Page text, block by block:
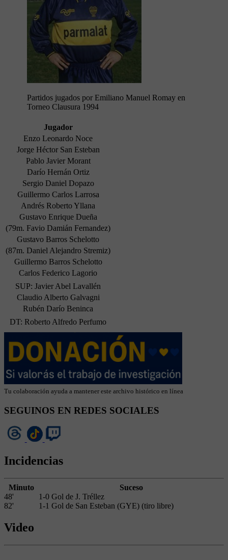
Partidos jugados por Emiliano Manuel Romay en
Torneo Clausura 1994
Jugador
Enzo Leonardo Noce
Jorge Héctor San Esteban
Pablo Javier Morant
Darío Hernán Ortiz
Sergio Daniel Dopazo
Guillermo Carlos Larrosa
Andrés Roberto Yllana
Gustavo Enrique Dueña
(79m. Favio Damián Fernandez)
Gustavo Barros Schelotto
(87m. Daniel Alejandro Stremiz)
Guillermo Barros Schelotto
Carlos Federico Lagorio
SUP: Javier Abel Lavallén
Claudio Alberto Galvagni
Rubén Darío Beninca
DT: Roberto Alfredo Perfumo
Tu colaboración ayuda a mantener este archivo histórico en línea
SEGUINOS EN REDES SOCIALES
Incidencias
Minuto
Suceso
48'
1-0 Gol de J. Tréllez
82'
1-1 Gol de San Esteban (GYE) (tiro libre)
Video